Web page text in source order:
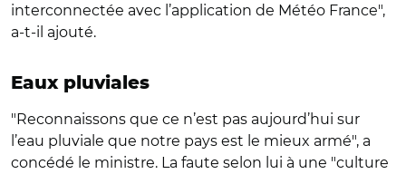
interconnectée avec l’application de Météo France",
a-t-il ajouté.
Eaux pluviales
"Reconnaissons que ce n’est pas aujourd’hui sur
l’eau pluviale que notre pays est le mieux armé", a
concédé le ministre. La faute selon lui à une "culture